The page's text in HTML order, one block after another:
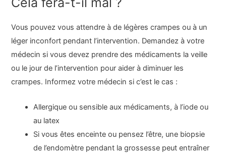
Vous pouvez vous attendre à de légères crampes ou à un
léger inconfort pendant l’intervention. Demandez à votre
médecin si vous devez prendre des médicaments la veille
ou le jour de l’intervention pour aider à diminuer les
crampes. Informez votre médecin si c’est le cas :
Allergique ou sensible aux médicaments, à l’iode ou
au latex
Si vous êtes enceinte ou pensez l’être, une biopsie
de l’endomètre pendant la grossesse peut entraîner